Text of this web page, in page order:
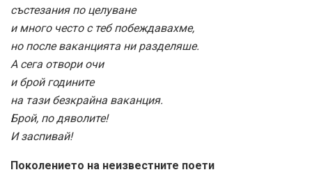
състезания по целуване
и много често с теб побеждавахме,
но после ваканцията ни разделяше.
А сега отвори очи
и брой годините
на тази безкрайна ваканция.
Брой, по дяволите!
И заспивай!
Поколението на неизвестните поети